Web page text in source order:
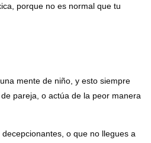
porque no es normal que tu
mente de niño, y esto siempre
pareja, o actúa de la peor manera
o que no llegues a